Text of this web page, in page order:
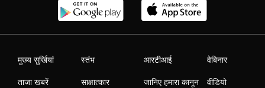
मुख्य सुर्खियां
ताजा खबरें
स्तंभ
साक्षात्कार
आरटीआई
जानिए हमारा कानून
वेबिनार
वीडियो